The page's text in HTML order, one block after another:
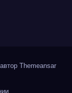
Themeansar